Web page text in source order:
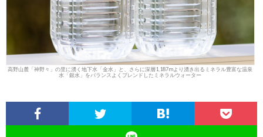
高野山麓「神野々」の里に湧く地下水「金水」と、さらに深層1,187mより湧き出るミネラル豊富な温泉
水「銀水」をバランスよくブレンドしたミネラルウォーター